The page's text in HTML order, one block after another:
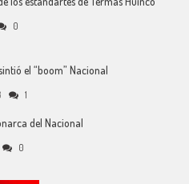
0
el “boom” Nacional
1
del Nacional
0